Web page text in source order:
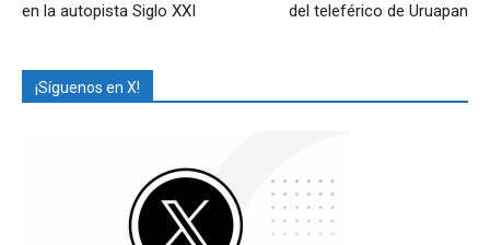
en la autopista Siglo XXI
del teleférico de Uruapan
¡Síguenos en X!